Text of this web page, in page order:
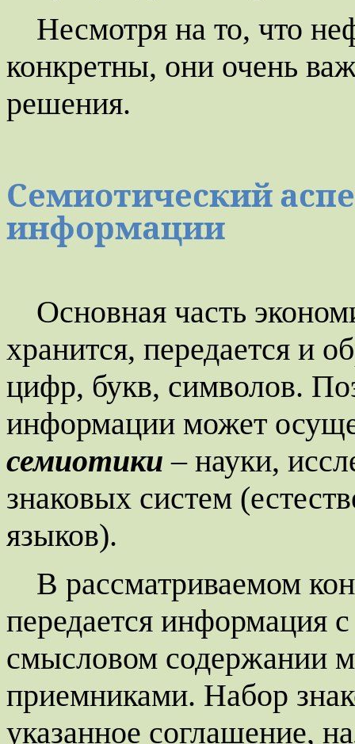
Несмотря на то, что
конкретны, они очень
решения.
Семиотический
информации
Основная часть
хранится, передается и
цифр, букв, символов.
информации может
семиотики – науки,
знаковых систем
языков).
В рассматриваемом
передается информация
смысловом содержании
приемниками. Набор
указанное соглашение,